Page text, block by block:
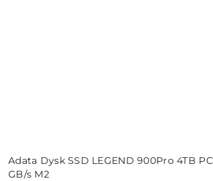
Adata Dysk SSD LEGEND 900Pro 4TB
GB/s M2